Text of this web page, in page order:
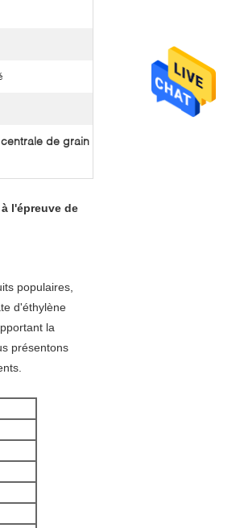
de grain
l'épreuve de
populaires,
d'éthylène
la
présentons